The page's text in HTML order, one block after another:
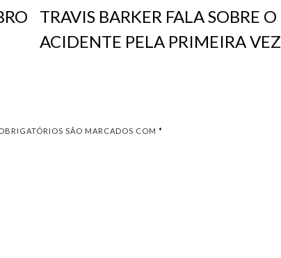
TRAVIS BARKER FALA SOBRE O
ACIDENTE PELA PRIMEIRA VEZ
SÃO MARCADOS COM *